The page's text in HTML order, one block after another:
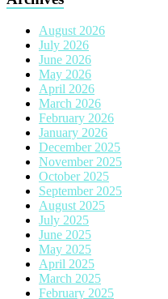
August 2026
July 2026
June 2026
May 2026
April 2026
March 2026
February 2026
January 2026
December 2025
November 2025
October 2025
September 2025
August 2025
July 2025
June 2025
May 2025
April 2025
March 2025
February 2025